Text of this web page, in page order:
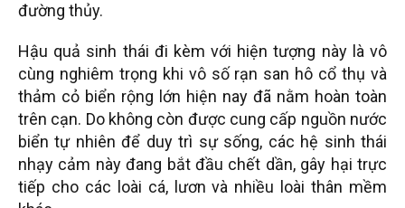
đường thủy.
Hậu quả sinh thái đi kèm với hiện tượng này là vô
cùng nghiêm trọng khi vô số rạn san hô cổ thụ và
thảm cỏ biển rộng lớn hiện nay đã nằm hoàn toàn
trên cạn. Do không còn được cung cấp nguồn nước
biển tự nhiên để duy trì sự sống, các hệ sinh thái
nhạy cảm này đang bắt đầu chết dần, gây hại trực
tiếp cho các loài cá, lươn và nhiều loài thân mềm